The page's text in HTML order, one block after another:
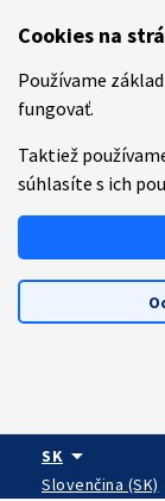
Cookies na
Používame
fungovať.
Taktiež
súhlasíte s ich
SK arrow_drop_down
Slovenčina (SK)